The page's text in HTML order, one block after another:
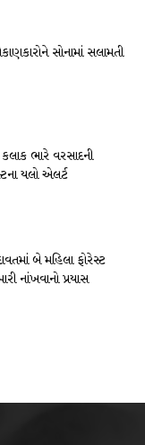
સોનામાં સલામતી
ભારે વરસાદની
યલો એલર્ટ
બે મહિલા ફોરેસ્ટ
નાંખવાનો પ્રયાસ